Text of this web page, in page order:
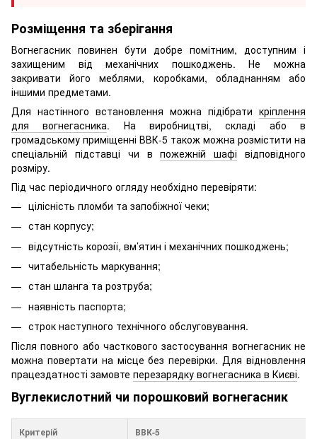
Розміщення та зберігання
Вогнегасник повинен бути добре помітним, доступним і
захищеним від механічних пошкоджень. Не можна
закривати його меблями, коробками, обладнанням або
іншими предметами.
Для настінного встановлення можна підібрати кріплення
для вогнегасника. На виробництві, складі або в
громадському приміщенні ВВК-5 також можна розмістити на
спеціальній підставці чи впожежній шафі відповідного
розміру.
Під час періодичного огляду необхідно перевіряти:
цілісність пломби та запобіжної чеки;
стан корпусу;
відсутність корозії, вм’ятин і механічних пошкоджень;
читабельність маркування;
стан шланга та розтруба;
наявність паспорта;
строк наступного технічного обслуговування.
Після повного або часткового застосування вогнегасник не
можна повертати на місце без перевірки. Для відновлення
працездатності замовте перезарядку вогнегасника в Києві.
Вуглекислотний чи порошковий вогнегасник
Критерій ВВК-5